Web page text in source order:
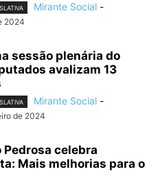
Mirante Social -
2024
sessão plenária do
avalizam 13
Mirante Social -
de 2024
Pedrosa celebra
Mais melhorias para o